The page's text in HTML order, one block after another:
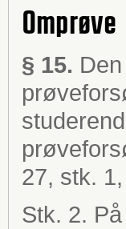
Omprøve
§ 15.
27, stk.
Stk. 2.